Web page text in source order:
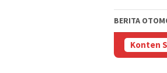
BERITA
Konten
Sukses Digelar